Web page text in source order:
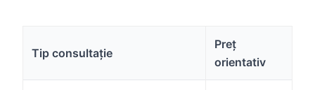
Tip consultație
Preț
orientativ